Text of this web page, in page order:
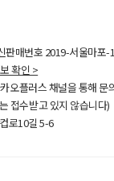
판매번호 2019-서울마포-
확인 >
오플러스 채널을 통해 문
접수받고 있지 않습니다)
로10길5-6